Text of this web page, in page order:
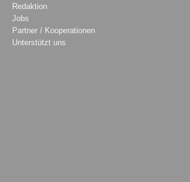
Redaktion
Jobs
Partner / Kooperationen
Unterstützt uns